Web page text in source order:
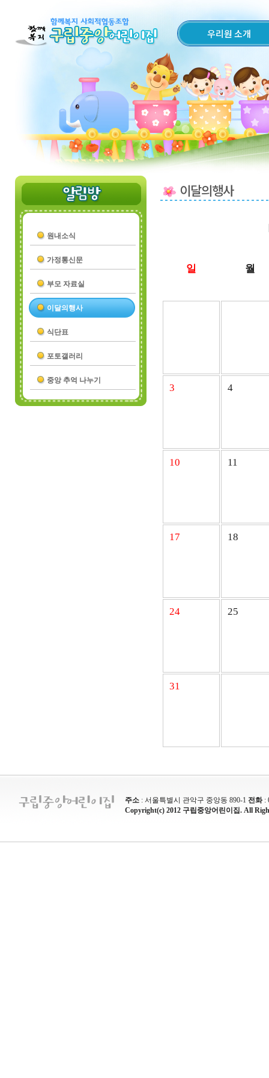
우리원 소개
원내소식
가정통신문
부모 자료실
이달의행사
식단표
포토갤러리
중앙 추억 나누기
이달의행사
일 월
3 4
10 11
17 18
24 25
31
주소 : 서울특별시 관악구 중앙동 890-1 전화:
Copyright(c) 2012 구립중앙어린이집. All